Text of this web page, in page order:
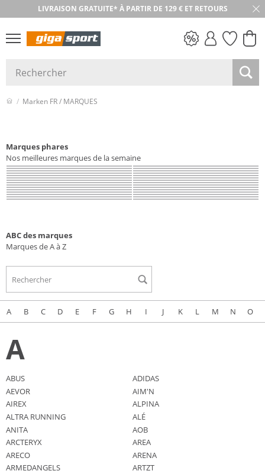
LIVRAISON GRATUITE* À PARTIR DE 129 € ET RETOURS
RETOUR SOUS 30 JOURS
Marken FR / MARQUES
Marques phares
Nos meilleures marques de la semaine
ABC des marques
Marques de A à Z
A B C D E F G H I J K L M N O
A
ABUS
ADIDAS
AEVOR
AIM'N
AIREX
ALPINA
ALTRA RUNNING
ALÉ
ANITA
AOB
ARCTERYX
AREA
ARECO
ARENA
ARMEDANGELS
ARTZT